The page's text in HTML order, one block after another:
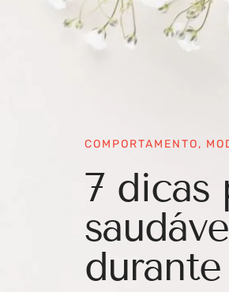
COMPORTAMENTO,
7 dicas